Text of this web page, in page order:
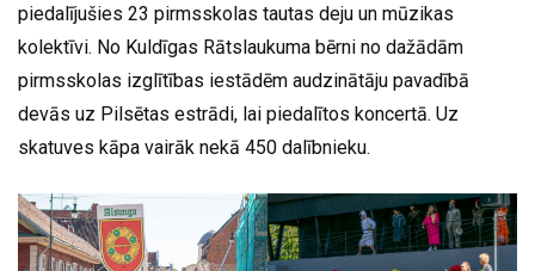
piedalījušies 23 pirmsskolas tautas deju un mūzikas
kolektīvi. No Kuldīgas Rātslaukuma bērni no dažādām
pirmsskolas izglītības iestādēm audzinātāju pavadībā
devās uz Pilsētas estrādi, lai piedalītos koncertā. Uz
skatuves kāpa vairāk nekā 450 dalībnieku.